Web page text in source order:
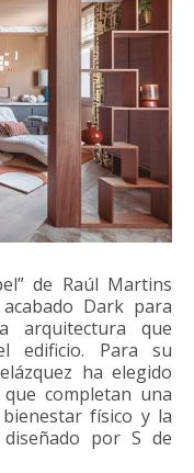
de Raúl Martins
Dark para
arquitectura que
edificio. Para su
ha elegido
completan una
físico y la
por S de